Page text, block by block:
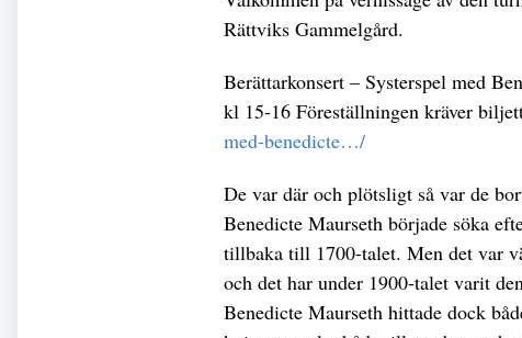
Rättviks Gammelgård.
Berättarkonsert – Systerspel med
kl 15-16 Föreställningen kräver
med-benedicte…/
De var där och plötsligt så var de
Benedicte Maurseth började söka
tillbaka till 1700-talet. Men det var
och det har under 1900-talet varit
Benedicte Maurseth hittade dock